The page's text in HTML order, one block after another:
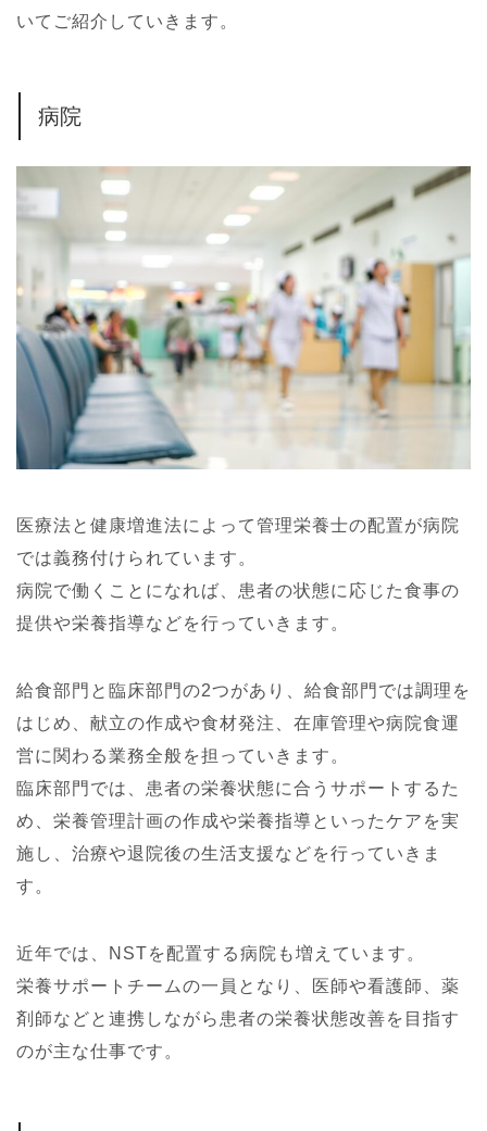
いてご紹介していきます。
病院
医療法と健康増進法によって管理栄養士の配置が病院
では義務付けられています。
病院で働くことになれば、患者の状態に応じた食事の
提供や栄養指導などを行っていきます。
給食部門と臨床部門の2つがあり、給食部門では調理を
はじめ、献立の作成や食材発注、在庫管理や病院食運
営に関わる業務全般を担っていきます。
臨床部門では、患者の栄養状態に合うサポートするた
め、栄養管理計画の作成や栄養指導といったケアを実
施し、治療や退院後の生活支援などを行っていきま
す。
近年では、NSTを配置する病院も増えています。
栄養サポートチームの一員となり、医師や看護師、薬
剤師などと連携しながら患者の栄養状態改善を目指す
のが主な仕事です。